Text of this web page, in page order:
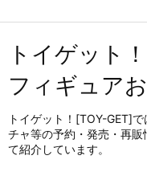
トイゲット
フィギュア
トイゲット！[TOY-GET]
チャ等の予約・発売・再
て紹介しています。